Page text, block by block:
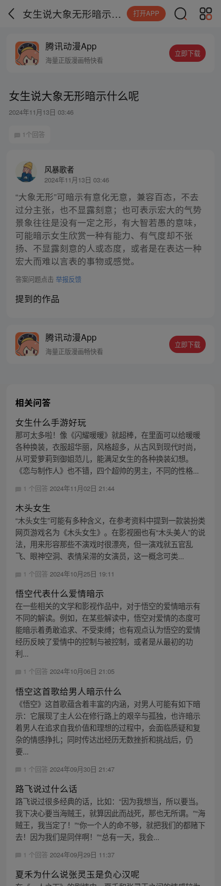
女生说大象无形暗示什么呢 打开APP
腾讯动漫App
海量正版漫画畅快看
立即下载
女生说大象无形暗示什么呢
2024年11月13日 03:46
1个回答
风暴歌者
2024年11月13日 03:46
“大象无形”可暗示有意化无意，兼容百态，不去
过分主张，也不显露刻意；也可表示宏大的气势
景象往往是没有一定之形，有大智若愚的意味，
可能暗示女生欣赏一种有能力、有气度却不张
扬、不显露刻意的人或态度，或者是在表达一种
宏大而难以言表的事物或感觉。
答案问题点击 举报反馈
提到的作品
腾讯动漫App
海量正版漫画畅快看
立即下载
相关问答
女生什么手游好玩
那可太多啦！像《闪耀暖暖》就超棒，在里面可以给暖暖
各种换装，衣服超华丽，风格超多，从古风到现代时尚，
从可爱萝莉到御姐范儿，能满足女生的各种换装幻想。
《恋与制作人》也不错，四个超帅的男主，不同的性格...
1 个回答 2024年11月02日 21:44
木头女生
“木头女生”可能有多种含义，在参考资料中提到一款装扮类
网页游戏名为《木头女生》。在影视圈也有“木头美人”的说
法，用来形容那些不演戏时很漂亮，但一演戏就五官乱
飞、眼神空洞、表情呆滞的女演员，这一概念可类...
1 个回答 2024年10月25日 19:11
悟空代表什么爱情暗示
在一些相关的文学和影视作品中，对于悟空的爱情暗示有
不同的解读。例如，在某些解读中，悟空对爱情的态度可
能暗示着勇敢追求、不受束缚；也有观点认为悟空的爱情
经历反映了爱情中的控制与被控制，或者是从最初的功
利...
1 个回答 2024年10月06日 21:05
悟空这首歌给男人暗示什么
《悟空》这首歌蕴含着丰富的内涵，对男人可能有如下暗
示：它展现了主人公在修行路上的艰辛与孤独，也许暗示
着男人在追求自我价值和理想的过程中，会面临质疑和复
杂的情感挣扎；同时传达出经历无数挫折和挑战后，仍
要...
1 个回答 2024年09月30日 21:47
路飞说过什么话
路飞说过很多经典的话，比如：“因为我想当，所以要当。
我下决心要当海贼王，就算因此而战死，那也无所谓。”“海
贼王，我当定了！”“你一个人的命不够，就把我们的都赌下
去！因为我们是同伴啊！”“总有一天，我会...
1 个回答 2024年09月29日 11:37
夏禾为什么说张灵玉是负心汉呢